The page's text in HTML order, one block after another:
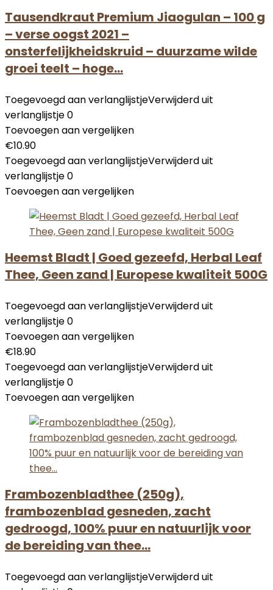
Tausendkraut Premium Jiaogulan – 100 g
– verse oogst 2021 –
onsterfelijkheidskruid – duurzame wilde
groei teelt – hoge…
Toegevoegd aan verlanglijstjeVerwijderd uit
verlanglijstje0
Toevoegen aan vergelijken
€10.90
Toegevoegd aan verlanglijstjeVerwijderd uit
verlanglijstje0
Toevoegen aan vergelijken
Heemst Bladt | Goed gezeefd, Herbal Leaf
Thee, Geen zand | Europese kwaliteit 500G
Toegevoegd aan verlanglijstjeVerwijderd uit
verlanglijstje0
Toevoegen aan vergelijken
€18.90
Toegevoegd aan verlanglijstjeVerwijderd uit
verlanglijstje0
Toevoegen aan vergelijken
Frambozenbladthee (250g),
frambozenblad gesneden, zacht
gedroogd, 100% puur en natuurlijk voor
de bereiding van thee…
Toegevoegd aan verlanglijstjeVerwijderd uit